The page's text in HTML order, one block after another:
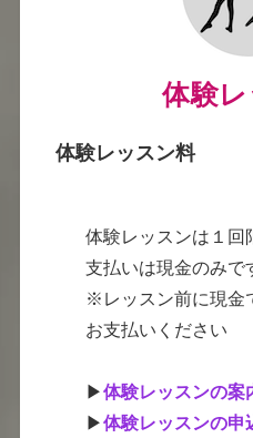
体験
体験レッスン料
体験レッスンは１回
支払いは現金のみで
※レッスン前に現金
お支払いください
▶︎体験レッスンの案
▶︎体験レッスンの申